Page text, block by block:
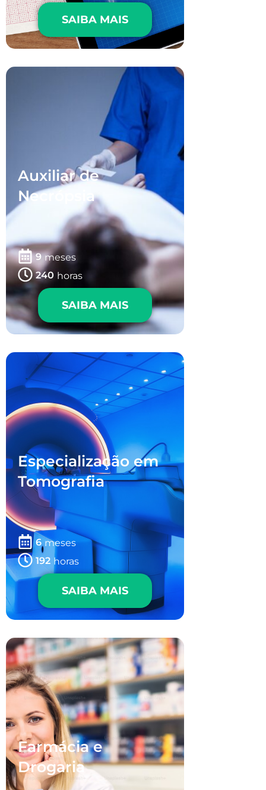
SAIBA MAIS
Auxiliar de
Necrópsia
9 meses
240 horas
SAIBA MAIS
Especialização em
Tomografia
6 meses
192 horas
SAIBA MAIS
Farmácia e
Drogaria